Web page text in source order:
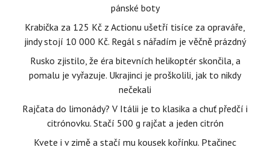
pánské boty
Krabička za 125 Kč z Actionu ušetří tisíce za opraváře,
jindy stojí 10 000 Kč. Regál s nářadím je věčně prázdný
Rusko zjistilo, že éra bitevních helikoptér skončila, a
pomalu je vyřazuje. Ukrajinci je proškolili, jak to nikdy
nečekali
Rajčata do limonády? V Itálii je to klasika a chuť předčí i
citrónovku. Stačí 500 g rajčat a jeden citrón
Kvete i v zimě a stačí mu kousek kořínku. Ptačinec